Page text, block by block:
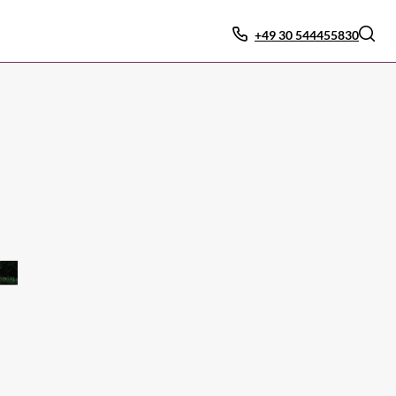
+49 30 544455830